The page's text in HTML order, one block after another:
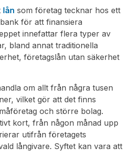
lån som företag tecknar hos ett
för att finansiera
innefattar flera typer av
bland annat traditionella
företagslån utan säkerhet
om allt från några tusen
vilket gör att det finns
och större bolag.
kort, från någon månad upp
utifrån företagets
långivare. Syftet kan vara att